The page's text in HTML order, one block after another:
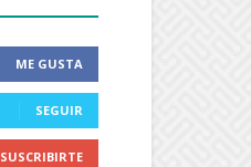
ME GUSTA
SEGUIR
SUSCRIBIRTE